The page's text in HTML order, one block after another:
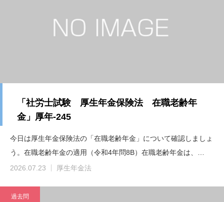
「社労士試験 厚生年金保険法 在職老齢年
金」厚年-245
今日は厚生年金保険法の「在職老齢年金」について確認しましょ
う。在職老齢年金の適用（令和4年問8B）在職老齢年金は、…
2026.07.23
厚生年金法
過去問